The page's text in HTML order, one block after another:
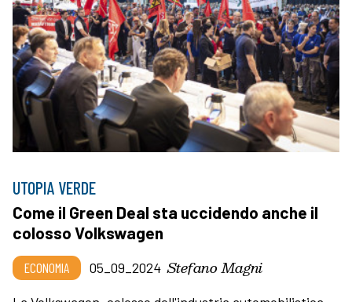
UTOPIA VERDE
Come il Green Deal sta uccidendo anche il
colosso Volkswagen
ECONOMIA 05_09_2024 Stefano Magni